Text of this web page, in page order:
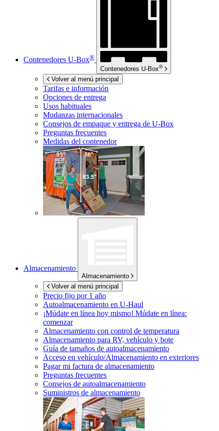
Contenedores U-Box®
Contenedores U-Box®
Volver al menú principal
Tarifas e información
Opciones de entrega
Usos habituales
Mudanzas internacionales
Consejos de empaque y entrega de U-Box
Preguntas frecuentes
Medidas del contenedor
Almacenamiento
Almacenamiento
Volver al menú principal
Precio fijo por 1 año
Autoalmacenamiento en U-Haul
¡Múdate en línea hoy mismo! Múdate en línea:
comenzar
Almacenamiento con control de temperatura
Almacenamiento para RV, vehículo y bote
Guía de tamaños de autoalmacenamiento
Acceso en vehículo/Almacenamiento en exteriores
Pagar mi factura de almacenamiento
Preguntas frecuentes
Consejos de autoalmacenamiento
Suministros de almacenamiento